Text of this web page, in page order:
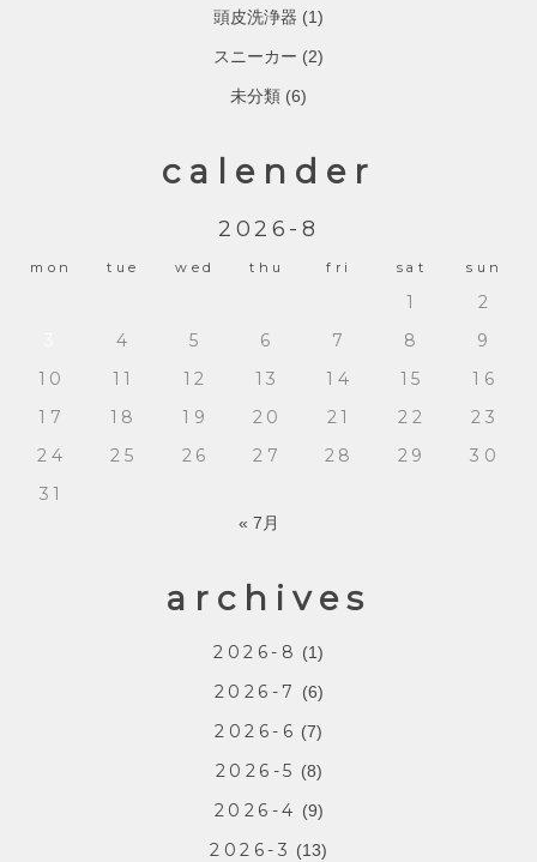
頭皮洗浄器 (1)
スニーカー (2)
未分類 (6)
calender
2026-8
mon tue wed thu fri sat sun
1
2
4 5 6 7 8
9
10
11 12 13 14 15
16
17
18 19 20 21 22
23
24
25 26 27 28 29
30
31
« 7月
archives
2026-8 (1)
2026-7 (6)
2026-6 (7)
2026-5 (8)
2026-4 (9)
2026-3 (13)